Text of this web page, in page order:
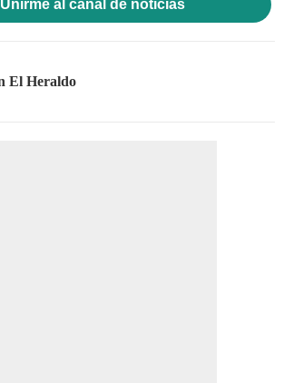
Unirme al canal de noticias
El Heraldo